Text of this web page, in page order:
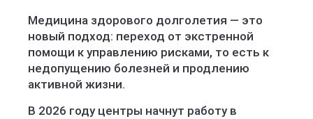
Медицина здорового долголетия — это
новый подход: переход от экстренной
помощи к управлению рисками, то есть к
недопущению болезней и продлению
активной жизни.
В 2026 году центры начнут работу в